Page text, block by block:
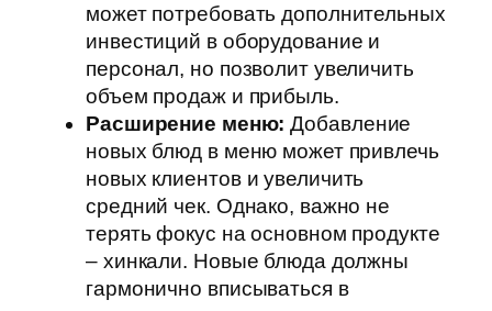
может потребовать дополнительных
инвестиций в оборудование и
персонал, но позволит увеличить
объем продаж и прибыль.
Расширение меню: Добавление
новых блюд в меню может привлечь
новых клиентов и увеличить
средний чек. Однако, важно не
терять фокус на основном продукте
– хинкали. Новые блюда должны
гармонично вписываться в